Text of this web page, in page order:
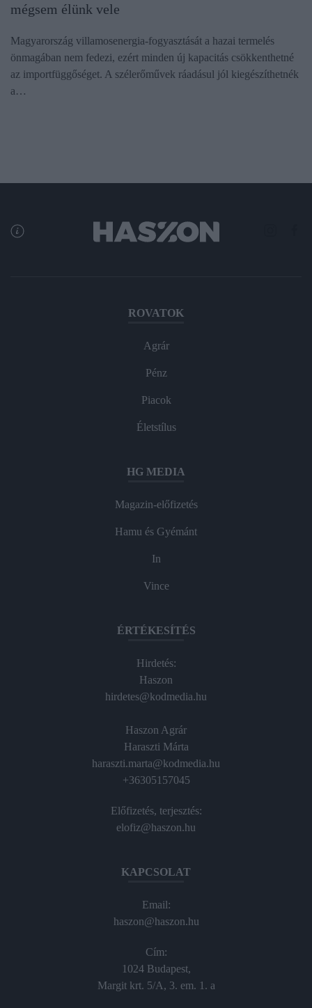
mégsem élünk vele
Magyarország villamosenergia-fogyasztását a hazai termelés
önmagában nem fedezi, ezért minden új kapacitás csökkenthetné
az importfüggőséget. A szélerőművek ráadásul jól kiegészíthetnék
a…
ROVATOK
Agrár
Pénz
Piacok
Életstílus
HG MEDIA
Magazin-előfizetés
Hamu és Gyémánt
In
Vince
ÉRTÉKESÍTÉS
Hirdetés:
Haszon
hirdetes@kodmedia.hu
Haszon Agrár
Haraszti Márta
haraszti.marta@kodmedia.hu
+36305157045
Előfizetés, terjesztés:
elofiz@haszon.hu
KAPCSOLAT
Email:
haszon@haszon.hu
Cím:
1024 Budapest,
Margit krt. 5/A, 3. em. 1. a